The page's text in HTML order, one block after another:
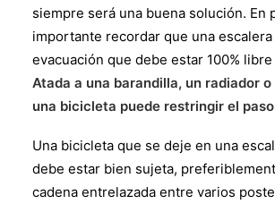
siempre será una buena solución. En
importante recordar que una escalera
evacuación que debe estar 100%
Atada a una barandilla, un radiador
una bicicleta puede restringir el
Una bicicleta que se deje en una
debe estar bien sujeta,
cadena entrelazada entre varios